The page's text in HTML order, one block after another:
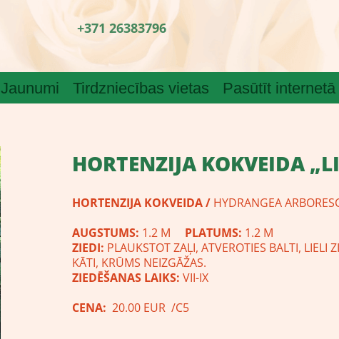
+371 26383796
Jaunumi Tirdzniecības vietas Pasūtīt internetā
​HORTENZIJA KOKVEIDA
HORTENZIJA KOKVEIDA / HYDRANGEA
AUGSTUMS: 1.2 M PLATUMS: 1.2 M
ZIEDI: PLAUKSTOT ZAĻI, ATVEROTIES BALTI, LIELI
KĀTI, KRŪMS NEIZGĀŽAS.
ZIEDĒŠANAS LAIKS: VII-IX
CENA: 20.00 EUR /C5